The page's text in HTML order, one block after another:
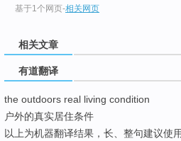
基于1个网页-相关网页
相关文章
有道翻译
the outdoors real living condition
户外的真实居住条件
以上为机器翻译结果，长、整句建议使用